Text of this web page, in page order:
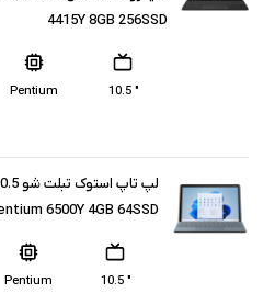
4415Y 8GB 256SSD
" 10.5
Pentium
6500Y 4GB 64SSD
" 10.5
Pentium